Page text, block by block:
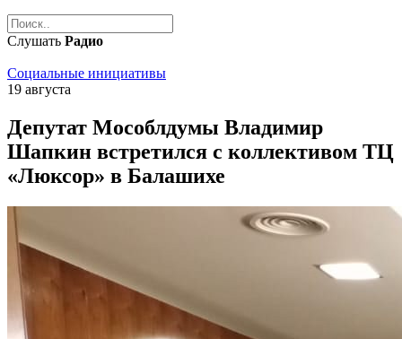
Слушать Радио
Социальные инициативы
19 августа
Депутат Мособлдумы Владимир
Шапкин встретился с коллективом ТЦ
«Люксор» в Балашихе